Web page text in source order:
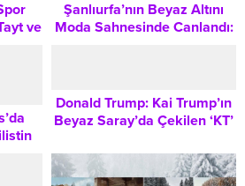
ve
Şanlıurfa’nın Beyaz Altını
Moda Sahnesinde Canlandı:
Donald Trump: Kai Trump’ın
Beyaz Saray’da Çekilen ‘KT’
Koleksiyonuyla